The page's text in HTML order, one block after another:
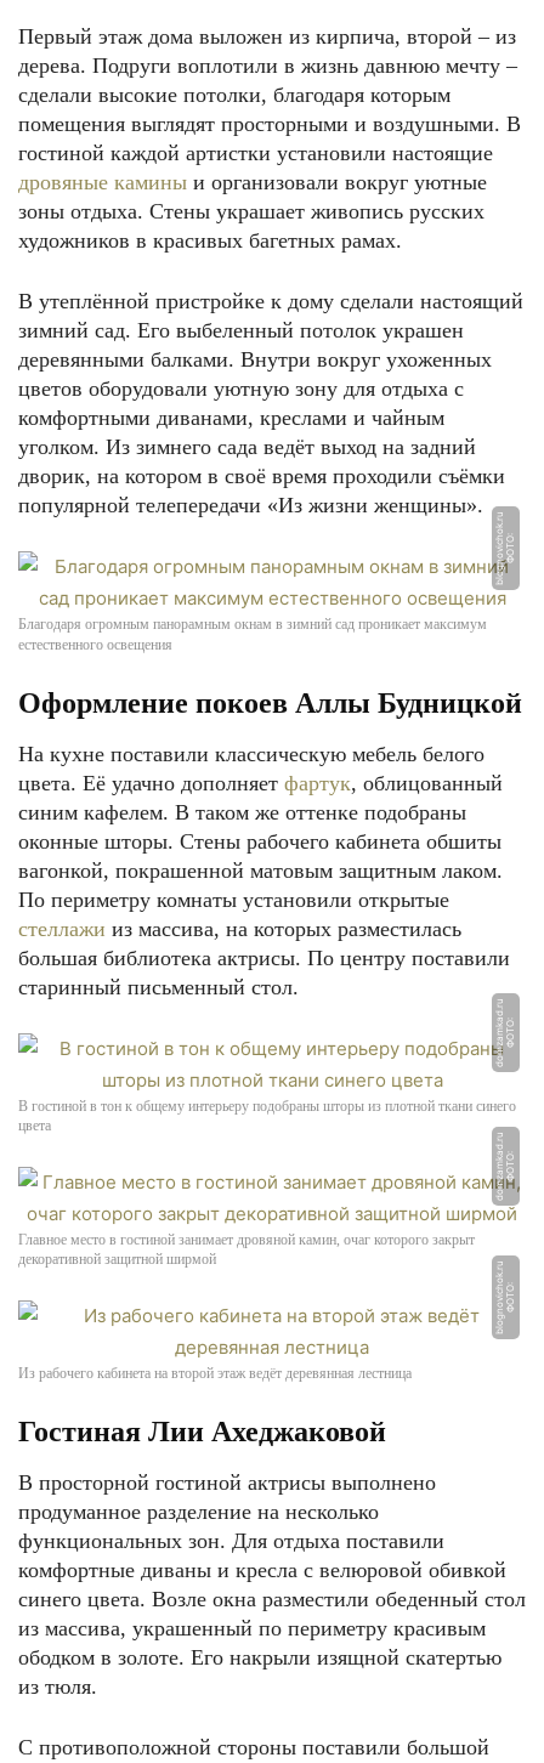
Первый этаж дома выложен из кирпича, второй – из
дерева. Подруги воплотили в жизнь давнюю мечту –
сделали высокие потолки, благодаря которым
помещения выглядят просторными и воздушными. В
гостиной каждой артистки установили настоящие
дровяные камины и организовали вокруг уютные
зоны отдыха. Стены украшает живопись русских
художников в красивых багетных рамах.
В утеплённой пристройке к дому сделали настоящий
зимний сад. Его выбеленный потолок украшен
деревянными балками. Внутри вокруг ухоженных
цветов оборудовали уютную зону для отдыха с
комфортными диванами, креслами и чайным
уголком. Из зимнего сада ведёт выход на задний
дворик, на котором в своё время проходили съёмки
популярной телепередачи «Из жизни женщины».
Ф
О
Т
О:
bl
o
g
n
o
vi
c
h
o
k.
r
u
Благодаря огромным панорамным окнам в зимний сад проникает максимум
естественного освещения
Оформление покоев Аллы Будницкой
На кухне поставили классическую мебель белого
цвета. Её удачно дополняет фартук, облицованный
синим кафелем. В таком же оттенке подобраны
оконные шторы. Стены рабочего кабинета обшиты
вагонкой, покрашенной матовым защитным лаком.
По периметру комнаты установили открытые
стеллажи из массива, на которых разместилась
большая библиотека актрисы. По центру поставили
старинный письменный стол.
Ф
О
Т
О:
d
o
m
z
a
m
k
a
d.
r
u
В гостиной в тон к общему интерьеру подобраны шторы из плотной ткани синего
цвета
Ф
О
Т
О:
d
o
m
z
a
m
k
a
d.
r
u
Главное место в гостиной занимает дровяной камин, очаг которого закрыт
декоративной защитной ширмой
Ф
О
Т
О:
bl
o
g
n
o
vi
c
h
o
k.
r
u
Из рабочего кабинета на второй этаж ведёт деревянная лестница
Гостиная Лии Ахеджаковой
В просторной гостиной актрисы выполнено
продуманное разделение на несколько
функциональных зон. Для отдыха поставили
комфортные диваны и кресла с велюровой обивкой
синего цвета. Возле окна разместили обеденный стол
из массива, украшенный по периметру красивым
ободком в золоте. Его накрыли изящной скатертью
из тюля.
С противоположной стороны поставили большой